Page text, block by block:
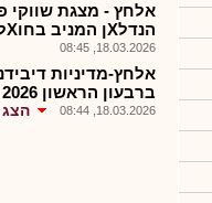
אלחץ - מצגת שווקי
הנדלXן המניב בחוXל
18.03.2026, 08:45
ברבעון הראשון 2026
18.03.2026, 08:44 הצג